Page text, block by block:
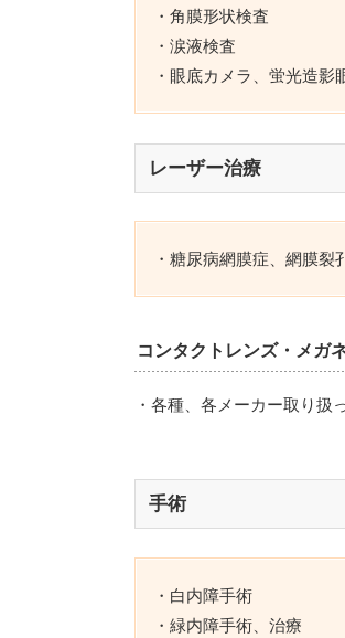
・角膜形状検査
・涙液検査
・眼底カメラ、蛍光造影
レーザー治療
・糖尿病網膜症、網膜裂
コンタクトレンズ・メガ
・各種、各メーカー取り扱
手術
・白内障手術
・緑内障手術、治療